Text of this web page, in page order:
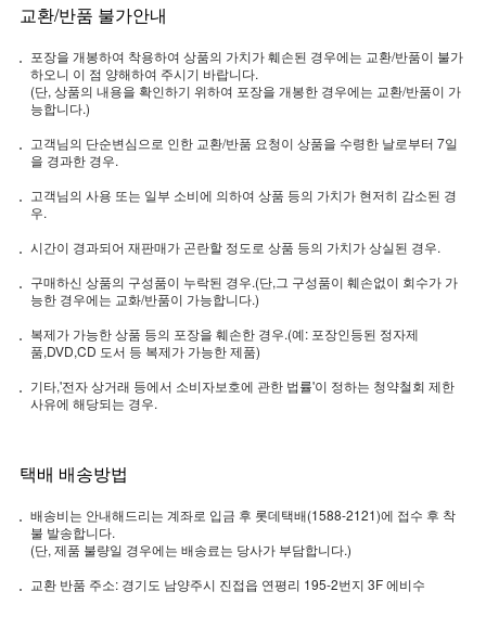
교환/반품 불가안내
포장을 개봉하여 착용하여 상품의 가치가 훼손된 경우에는 교환/반품이 불가
하오니 이 점 양해하여 주시기 바랍니다.
(단, 상품의 내용을 확인하기 위하여 포장을 개봉한 경우에는 교환/반품이 가
능합니다.)
고객님의 단순변심으로 인한 교환/반품 요청이 상품을 수령한 날로부터 7일
을 경과한 경우.
고객님의 사용 또는 일부 소비에 의하여 상품 등의 가치가 현저히 감소된 경
우.
시간이 경과되어 재판매가 곤란할 정도로 상품 등의 가치가 상실된 경우.
구매하신 상품의 구성품이 누락된 경우.(단,그 구성품이 훼손없이 회수가 가
능한 경우에는 교화/반품이 가능합니다.)
복제가 가능한 상품 등의 포장을 훼손한 경우.(예: 포장인등된 정자제
품,DVD,CD 도서 등 복제가 가능한 제품)
기타,'전자 상거래 등에서 소비자보호에 관한 법률'이 정하는 청약철회 제한
사유에 해당되는 경우.
택배 배송방법
배송비는 안내해드리는 계좌로 입금 후 롯데택배(1588-2121)에 접수 후 착
불 발송합니다.
(단, 제품 불량일 경우에는 배송료는 당사가 부담합니다.)
교환 반품 주소: 경기도 남양주시 진접읍 연평리 195-2번지 3F 에비수